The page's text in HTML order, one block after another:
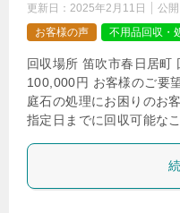
更新日： 2025年2月11日 公開
お客様の声
不用品回収・
回収場所 笛吹市春日居町
100,000円 お客様のご要
庭石の処理にお困りのお
指定日までに回収可能な